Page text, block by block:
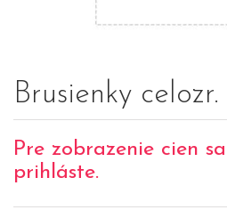
Brusienky
Pre zobrazenie cien
prihláste.